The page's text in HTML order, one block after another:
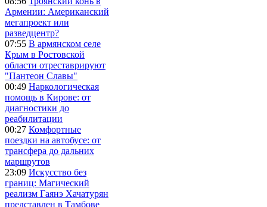
Армении: Американский
мегапроект или
разведцентр?
07:55 В армянском селе
Крым в Ростовской
области отреставрируют
"Пантеон Славы"
00:49 Наркологическая
помощь в Кирове: от
диагностики до
реабилитации
00:27 Комфортные
поездки на автобусе: от
трансфера до дальних
маршрутов
23:09 Искусство без
границ: Магический
реализм Гаянэ Хачатурян
представлен в Тамбове